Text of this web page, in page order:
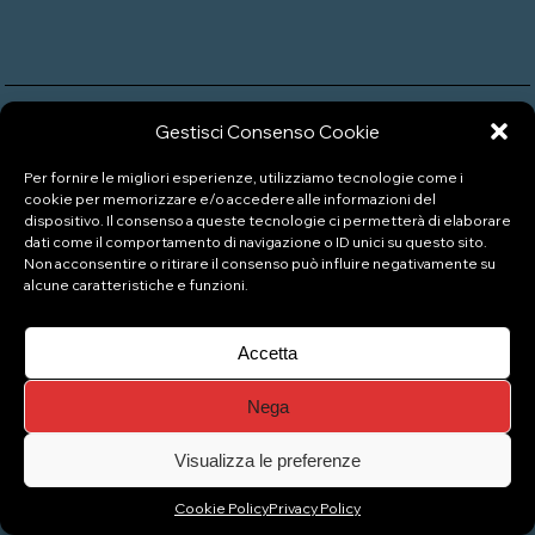
Gestisci Consenso Cookie
Per fornire le migliori esperienze, utilizziamo tecnologie come i
cookie per memorizzare e/o accedere alle informazioni del
dispositivo. Il consenso a queste tecnologie ci permetterà di elaborare
dati come il comportamento di navigazione o ID unici su questo sito.
Non acconsentire o ritirare il consenso può influire negativamente su
alcune caratteristiche e funzioni.
Accetta
Nega
Visualizza le preferenze
Cookie PolicyPrivacy Policy
© Copyright 2026 Naviglio Pizzeria Gelateria
Gestisci consenso